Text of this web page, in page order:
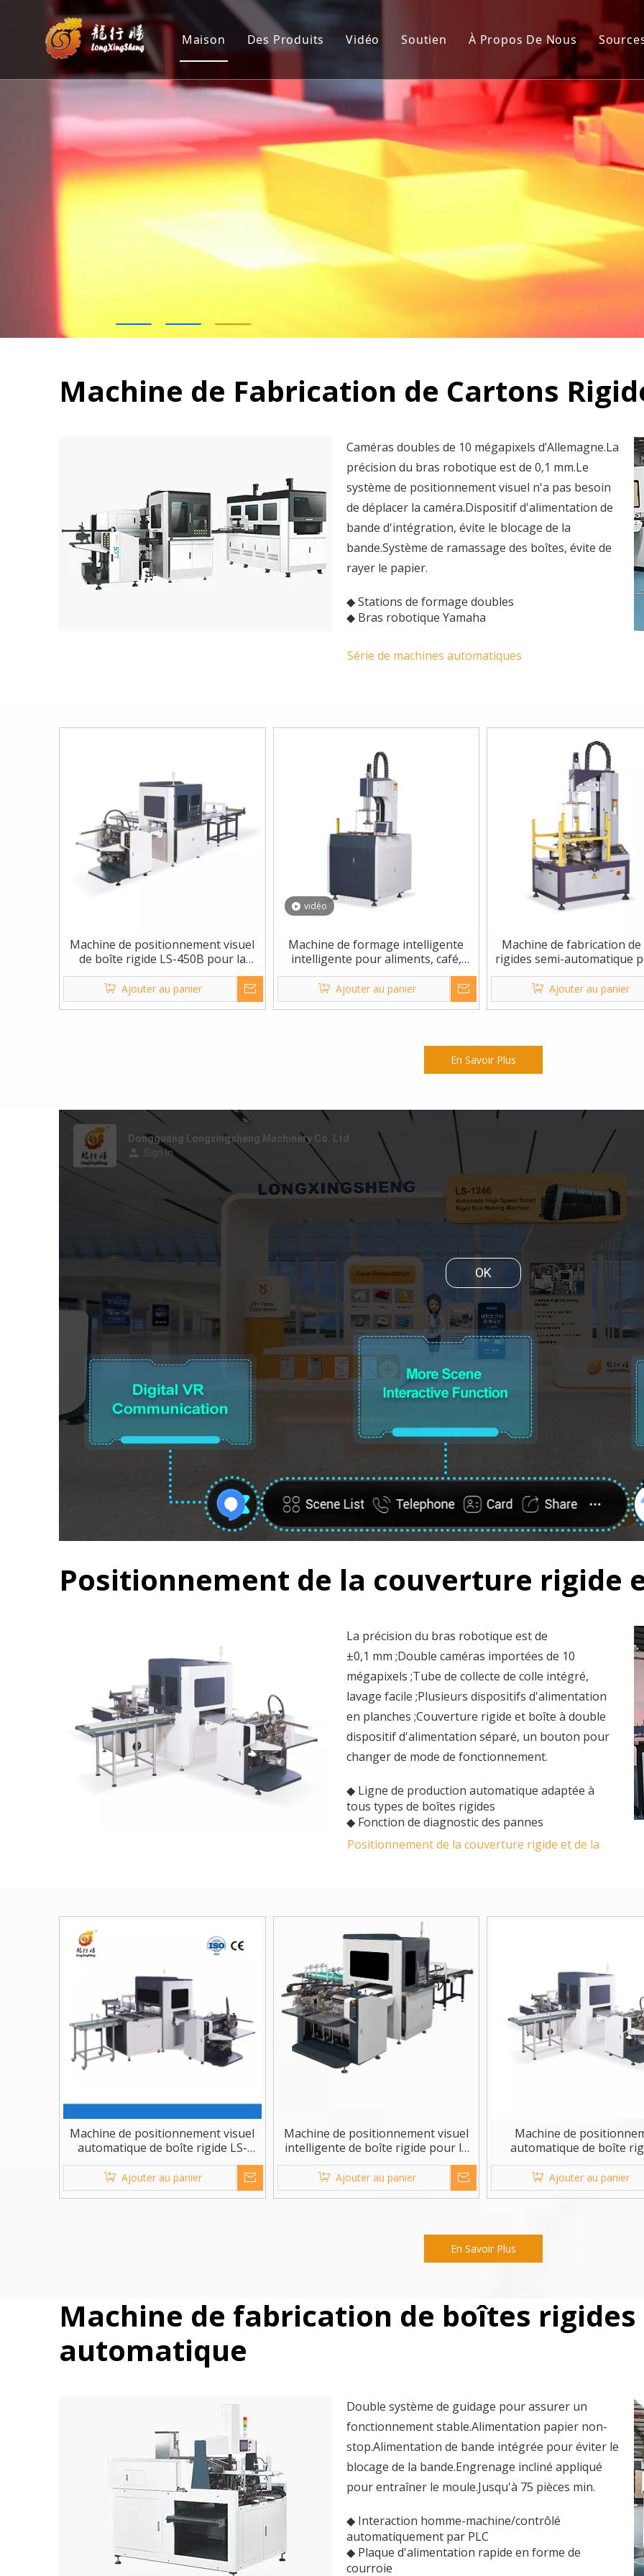
Maison
Des Produits
Machine de fabrication de cartons rigides automatique
Positionnement de la couverture rigide et de la boîte rigide
Machine de fabrication de boîtes rigides semi-automatique
Machine à rainurer
Vidéo
Soutien
Service après-vente
FAQ
À Propos De Nous
Machine de Fabrication de Cartons
Caméras doubles de 10 mégapixels d’Allemagne.La
précision du bras robotique est de 0,1 mm.Le
système de positionnement visuel n'a pas besoin
de déplacer la caméra.Dispositif d'alimentation de
bande d'intégration, évite le blocage de la
bande.Système de ramassage des boîtes, évite de
rayer le papier.
◆ Stations de formage doubles
◆ Bras robotique Yamaha
Série de machines automatiques
Machine de positionnement visuel
de boîte rigide LS-450B pour la
fabrication de boîtes
Ajouter au panier
vidéo
Machine de formage intelligente
intelligente pour aliments, café,
parfums et boîtes de téléphone
Ajouter au panier
Machine de fabrication
rigides semi-automatique
jouets, montres et
Ajouter au panier
En Savoir Plus
Positionnement de la couverture rigide
La précision du bras robotique est de
±0,1 mm ;Double caméras importées de 10
mégapixels ;Tube de collecte de colle intégré,
lavage facile ;Plusieurs dispositifs d'alimentation
en planches ;Couverture rigide et boîte à double
dispositif d'alimentation séparé, un bouton pour
changer de mode de fonctionnement.
◆ Ligne de production automatique adaptée à
tous types de boîtes rigides
◆ Fonction de diagnostic des pannes
Positionnement de la couverture rigide et de la
Machine de positionnement visuel
automatique de boîte rigide LS-
450XL
Ajouter au panier
Machine de positionnement visuel
intelligente de boîte rigide pour la
caisse de livre
Ajouter au panier
Machine de
automatique de boîte
couverture rigide LS-
Ajouter au panier
En Savoir Plus
Machine de fabrication de boîtes rigides
automatique
Double système de guidage pour assurer un
fonctionnement stable.Alimentation papier non-
stop.Alimentation de bande intégrée pour éviter le
blocage de la bande.Engrenage incliné appliqué
pour entraîner le moule.Jusqu'à 75 pièces min.
◆ Interaction homme-machine/contrôlé
automatiquement par PLC
◆ Plaque d'alimentation rapide en forme de
courroie